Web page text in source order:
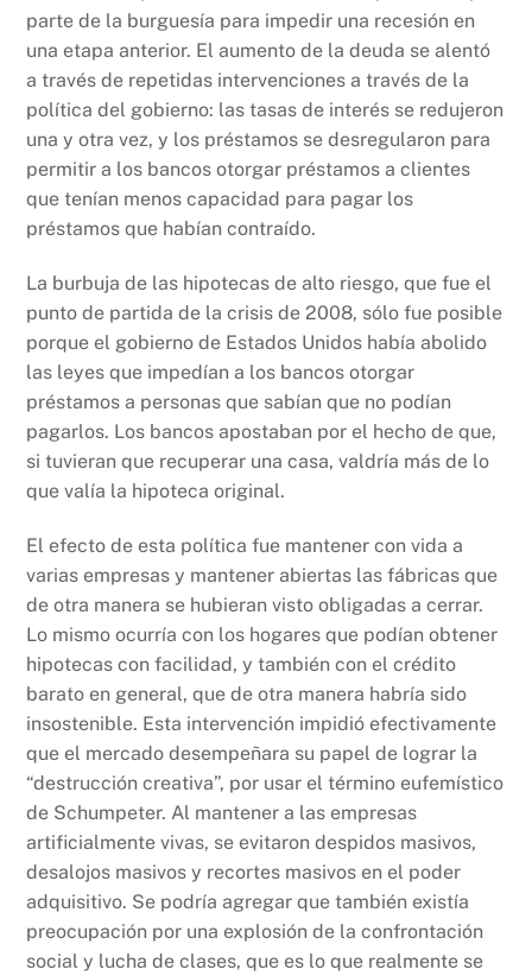
parte de la burguesía para impedir una recesión en
una etapa anterior. El aumento de la deuda se alentó
a través de repetidas intervenciones a través de la
política del gobierno: las tasas de interés se redujeron
una y otra vez, y los préstamos se desregularon para
permitir a los bancos otorgar préstamos a clientes
que tenían menos capacidad para pagar los
préstamos que habían contraído.
La burbuja de las hipotecas de alto riesgo, que fue el
punto de partida de la crisis de 2008, sólo fue posible
porque el gobierno de Estados Unidos había abolido
las leyes que impedían a los bancos otorgar
préstamos a personas que sabían que no podían
pagarlos. Los bancos apostaban por el hecho de que,
si tuvieran que recuperar una casa, valdría más de lo
que valía la hipoteca original.
El efecto de esta política fue mantener con vida a
varias empresas y mantener abiertas las fábricas que
de otra manera se hubieran visto obligadas a cerrar.
Lo mismo ocurría con los hogares que podían obtener
hipotecas con facilidad, y también con el crédito
barato en general, que de otra manera habría sido
insostenible. Esta intervención impidió efectivamente
que el mercado desempeñara su papel de lograr la
“destrucción creativa”, por usar el término eufemístico
de Schumpeter. Al mantener a las empresas
artificialmente vivas, se evitaron despidos masivos,
desalojos masivos y recortes masivos en el poder
adquisitivo. Se podría agregar que también existía
preocupación por una explosión de la confrontación
social y lucha de clases, que es lo que realmente se